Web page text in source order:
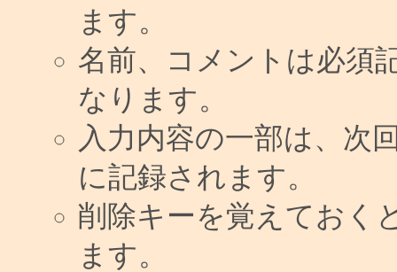
ます。
名前、コメントは必須
なります。
入力内容の一部は、次
に記録されます。
削除キーを覚えておく
ます。